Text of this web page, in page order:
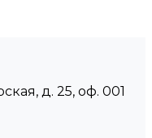
д. 25, оф. 001